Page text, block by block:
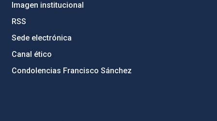
Imagen institucional
RSS
Sede electrónica
Canal ético
Condolencias Francisco Sánchez